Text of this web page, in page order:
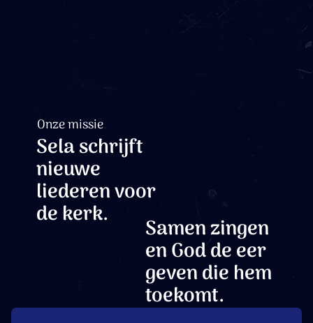
Samen zingen
en God de eer
geven die hem
toekomt.
Onze missie
Sela schrijft
nieuwe
liederen voor
de kerk.